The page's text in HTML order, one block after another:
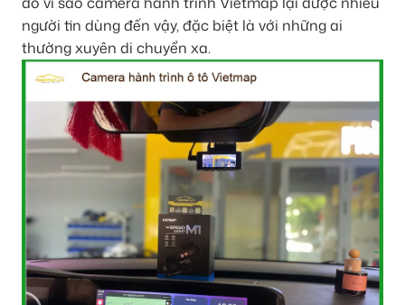
người tin dùng đến vậy, đặc biệt là với những ai
thường xuyên di chuyển xa.